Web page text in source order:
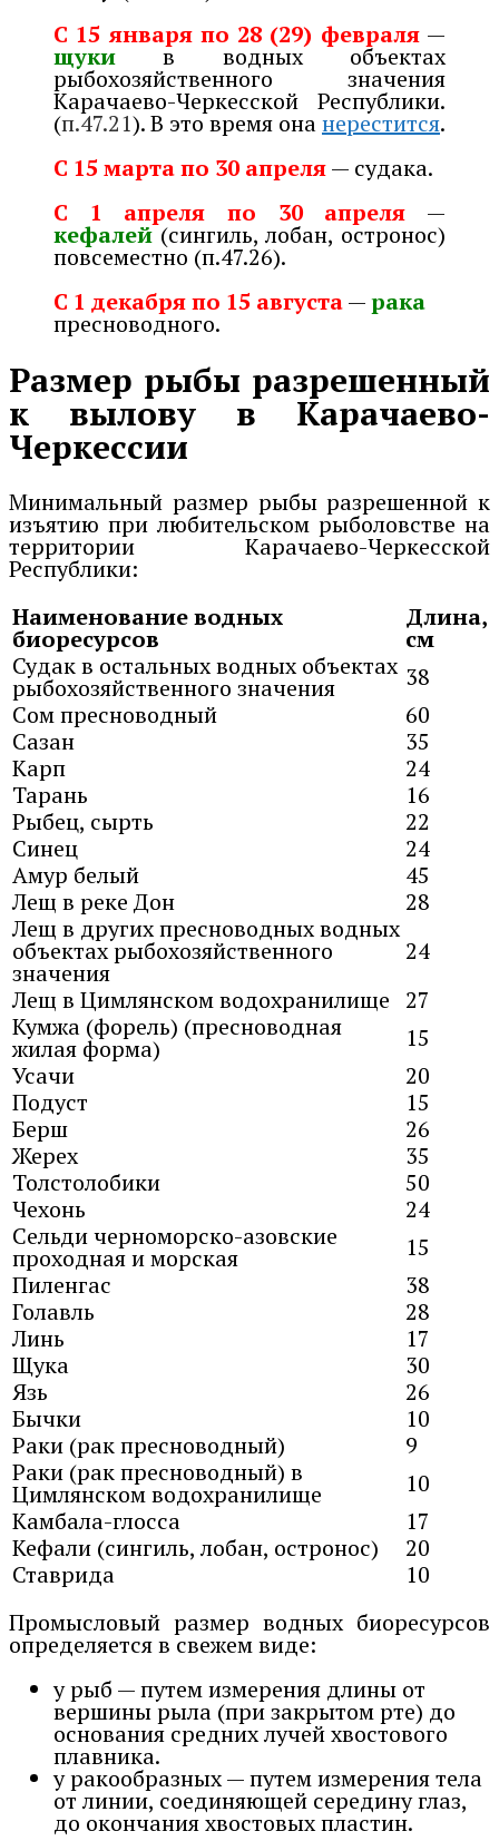
С 15 января по 28 (29) февраля—
щуки в водных объектах
рыбохозяйственного значения
Карачаево-Черкесской Республики.
(п.47.21). В это время онанерестится.
С 15 марта по 30 апреля— судака.
С 1 апреля по 30 апреля —
кефалей(сингиль, лобан, остронос)
повсеместно (п.47.26).
С 1 декабря по 15 августа—рака
пресноводного.
Размер рыбы разрешенный
к вылову в Карачаево-
Черкессии
Минимальный размер рыбы разрешенной к
изъятию при любительском рыболовстве на
территории Карачаево-Черкесской
Республики:
Наименование водных
биоресурсов
Длина,
см
Судак в остальных водных объектах
рыбохозяйственного значения
38
Сом пресноводный
60
Сазан
35
Карп
24
Тарань
16
Рыбец, сырть
22
Синец
24
Амур белый
45
Лещ в реке Дон
28
Лещ в других пресноводных водных
объектах рыбохозяйственного
значения
24
Лещ в Цимлянском водохранилище 27
Кумжа (форель) (пресноводная
жилая форма)
15
Усачи
20
Подуст
15
Берш
26
Жерех
35
Толстолобики
50
Чехонь
24
Сельди черноморско-азовские
проходная и морская
15
Пиленгас
38
Голавль
28
Линь
17
Щука
30
Язь
26
Бычки
10
Раки (рак пресноводный)
9
Раки (рак пресноводный) в
Цимлянском водохранилище
10
Камбала-глосса
17
Кефали (сингиль, лобан, остронос)
20
Ставрида
10
Промысловый размер водных биоресурсов
определяется в свежем виде:
у рыб — путем измерения длины от
вершины рыла (при закрытом рте) до
основания средних лучей хвостового
плавника.
у ракообразных — путем измерения тела
от линии, соединяющей середину глаз,
до окончания хвостовых пластин.